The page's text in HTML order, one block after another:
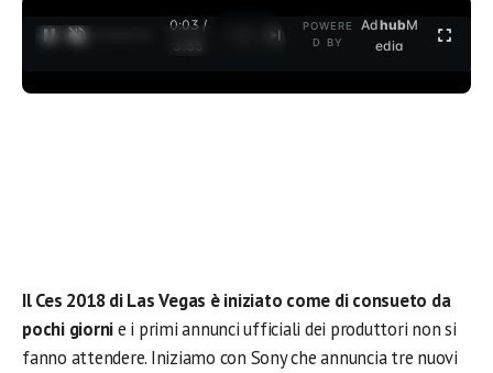
0:04 /
3:35
POWERE
D BY
AdhubM
edia
Il Ces 2018 di Las Vegas è iniziato come di consueto da
pochi giornie i primi annunci ufficiali dei produttori non si
fanno attendere. Iniziamo con Sony che annuncia tre nuovi